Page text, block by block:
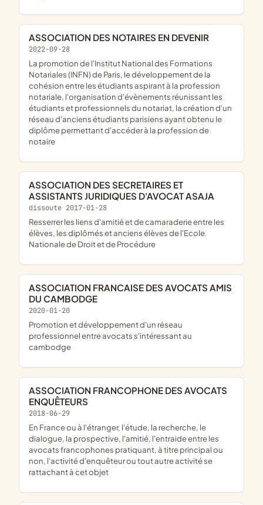
ASSOCIATION DES NOTAIRES EN DEVENIR
2022-09-28
la promotion de l'Institut National des Formations
Notariales (INFN) de Paris, le développement de la
cohésion entre les étudiants aspirant à la profession
notariale, l'organisation d'évènements réunissant les
étudiants et professionnels du notariat, la création d'un
réseau d'anciens étudiants parisiens ayant obtenu le
diplôme permettant d'accéder à la profession de
notaire
ASSOCIATION DES SECRETAIRES ET
ASSISTANTS JURIDIQUES D'AVOCAT ASAJA
dissoute 2017-01-28
resserrer les liens d'amitié et de camaraderie entre les
élèves, les diplômés et anciens élèves de l'Ecole
Nationale de Droit et de Procédure
ASSOCIATION FRANCAISE DES AVOCATS AMIS
DU CAMBODGE
2020-01-20
promotion et développement d'un réseau
professionnel entre avocats s'intéressant au
cambodge
ASSOCIATION FRANCOPHONE DES AVOCATS
ENQUÊTEURS
2018-06-29
en France ou à l'étranger, l'étude, la recherche, le
dialogue, la prospective, l'amitié, l'entraide entre les
avocats francophones pratiquant, à titre principal ou
non, l'activité d'enquêteur ou tout autre activité se
rattachant à cet objet